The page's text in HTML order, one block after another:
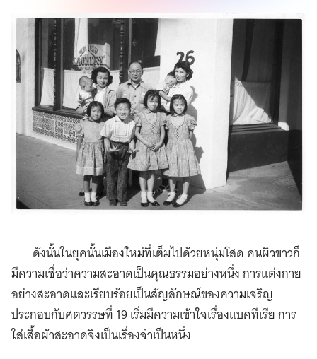
ดังนั้นในยุคนั้นเมืองใหม่ที่เต็มไปด้วยหนุ่มโสด คนผิวขาวก็
มีความเชื่อว่าความสะอาดเป็นคุณธรรมอย่างหนึ่ง การแต่งกาย
อย่างสะอาดและเรียบร้อยเป็นสัญลักษณ์ของความเจริญ
ประกอบกับศตวรรษที่ 19 เริ่มมีความเข้าใจเรื่องแบคทีเรีย การ
ใส่เสื้อผ้าสะอาดจึงเป็นเรื่องจำเป็นหนึ่ง